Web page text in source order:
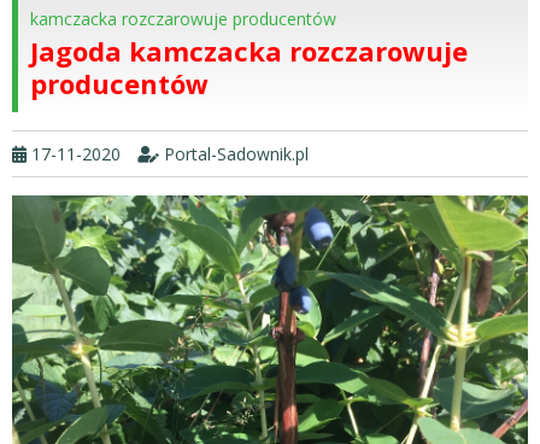
kamczacka rozczarowuje producentów
Jagoda kamczacka rozczarowuje
producentów
17-11-2020 Portal-Sadownik.pl